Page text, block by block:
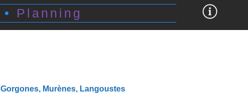
• Planning
Gorgones, Murènes, Langoustes